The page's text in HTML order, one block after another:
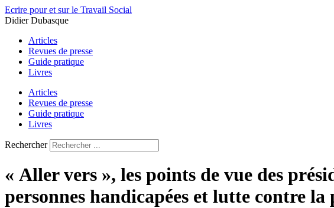
Aller
au
Ecrire pour et sur le Travail Social
Didier Dubasque
Articles
Revues de presse
Guide pratique
Livres
Articles
Revues de presse
Guide pratique
Livres
Rechercher
« Aller vers », les points de vue des
personnes handicapées et lutte contre la